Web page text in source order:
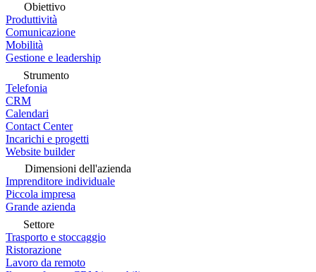
Obiettivo
Produttività
Comunicazione
Mobilità
Gestione e leadership
Strumento
Telefonia
CRM
Calendari
Contact Center
Incarichi e progetti
Website builder
Dimensioni dell'azienda
Imprenditore individuale
Piccola impresa
Grande azienda
Settore
Trasporto e stoccaggio
Ristorazione
Lavoro da remoto